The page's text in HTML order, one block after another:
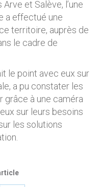
et Salève, l’une
a effectué une
territoire, auprès de
le cadre de
le point avec eux sur
a pu constater les
grâce à une caméra
sur leurs besoins
les solutions